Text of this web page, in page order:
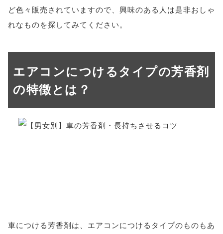
ど色々販売されていますので、興味のある人は是非おしゃ
れなものを探してみてください。
エアコンにつけるタイプの芳香剤
の特徴とは？
車につける芳香剤は、エアコンにつけるタイプのものもあ